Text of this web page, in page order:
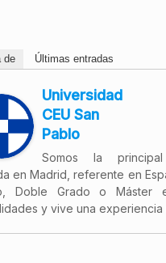
de Últimas entradas
Universidad
CEU San
Pablo
Somos la principal
en Madrid, referente en
Doble Grado o Máster
y vive una experiencia